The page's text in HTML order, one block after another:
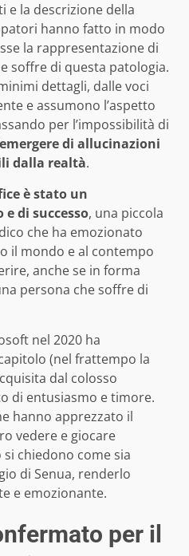
e la descrizione della
hanno fatto in modo
la rappresentazione di
soffre di questa patologia.
dettagli, dalle voci
e assumono l’aspetto
per l’impossibilità di
di allucinazioni
dalla realtà.
è stato un
di successo, una piccola
che ha emozionato
il mondo e al contempo
anche se in forma
persona che soffre di
nel 2020 ha
(nel frattempo la
dal colosso
di entusiasmo e timore.
hanno apprezzato il
vedere e giocare
si chiedono come sia
di Senua, renderlo
e emozionante.
per il